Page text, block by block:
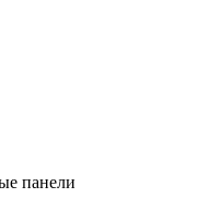
панели